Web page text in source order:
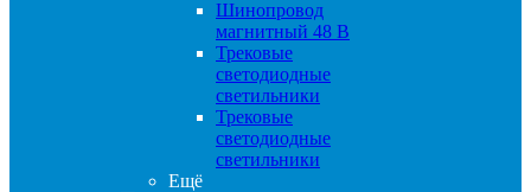
Шинопровод
магнитный 48 В
Трековые
светодиодные
светильники
Трековые
светодиодные
светильники
Ещё